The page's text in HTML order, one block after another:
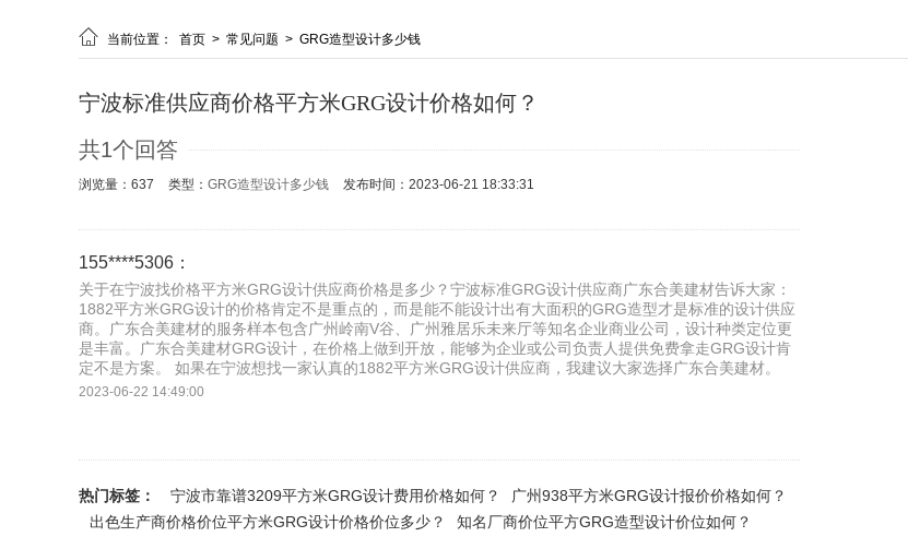
 当前位置： 首页 > 常见问题 > GRG造型设计多少钱
宁波标准供应商价格平方米GRG设计价格如何？
共1个回答
浏览量：637 类型： GRG造型设计多少钱 发布时间：2023-06-21 18:33:31
155****5306：
关于在宁波找价格平方米GRG设计供应商价格是多少？宁波标准GRG设计供应商广东合美建材告诉大家：
1882平方米GRG设计的价格肯定不是重点的，而是能不能设计出有大面积的GRG造型才是标准的设计供应
商。广东合美建材的服务样本包含广州岭南V谷、广州雅居乐未来厅等知名企业商业公司，设计种类定位更
是丰富。广东合美建材GRG设计，在价格上做到开放，能够为企业或公司负责人提供免费拿走GRG设计肯
定不是方案。 如果在宁波想找一家认真的1882平方米GRG设计供应商，我建议大家选择广东合美建材。
2023-06-22 14:49:00
热门标签： 宁波市靠谱3209平方米GRG设计费用价格如何？
广州938平方米GRG设计报价价格如何？
出色生产商价格价位平方米GRG设计价格价位多少？
知名厂商价位平方GRG造型设计价位如何？